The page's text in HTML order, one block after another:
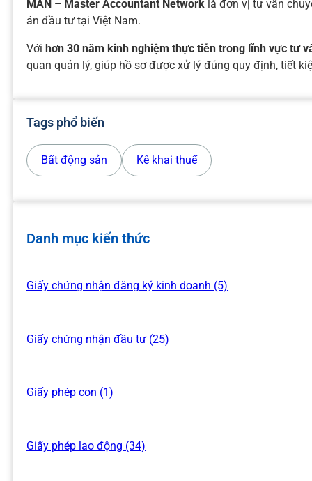
MAN – Master Accountant Network là đơn vị tư vấn
án đầu tư tại Việt Nam.
Với hơn 30 năm kinh nghiệm thực tiễn trong lĩnh vực tư
quan quản lý, giúp hồ sơ được xử lý đúng quy định, tiết
Tags phổ biến
Bất động sản Kê khai thuế
Danh mục kiến thức
Giấy chứng nhận đăng ký kinh doanh (5)
Giấy chứng nhận đầu tư (25)
Giấy phép con (1)
Giấy phép lao động (34)